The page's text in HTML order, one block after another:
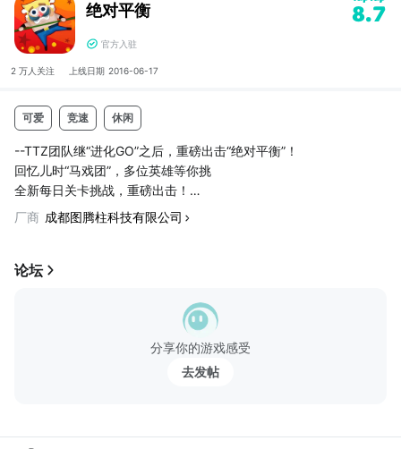
绝对平衡 8.7
官方入驻
2 万人 关注 上线日期 2016-06-17
可爱 竞速 休闲
--TTZ团队继“进化GO”之后，重磅出击“绝对平衡”！
回忆儿时“马戏团”，多位英雄等你挑
全新每日关卡挑战，重磅出击！
紧张刺激，虐心挑战无极限
无限闯关，疯狂虐友刷新排行！
看似简单的操作，得高分却很难
边走边赚钱，凑足金币去抽英雄
每日挑战场关卡，给你不一样的刺激冒险。
《绝对平衡》是一款勾起你儿时回忆的经...
厂商 成都图腾柱科技有限公司
论坛
分享你的游戏感受
去发帖